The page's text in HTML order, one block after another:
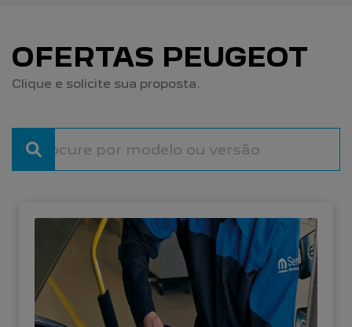
OFERTAS PEUGEOT
Clique e solicite sua proposta.